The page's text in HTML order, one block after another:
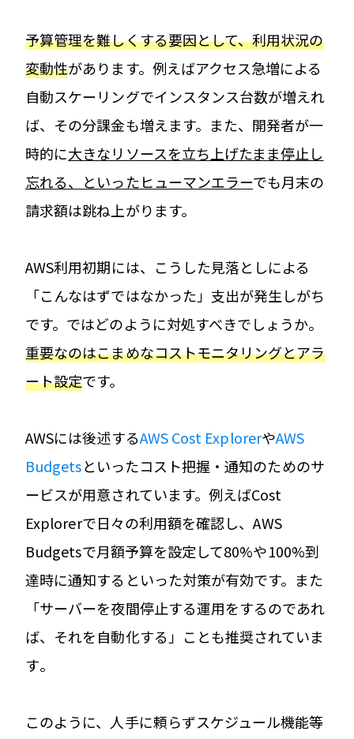
予算管理を難しくする要因として、利用状況の
変動性があります。例えばアクセス急増による
自動スケーリングでインスタンス台数が増えれ
ば、その分課金も増えます。また、開発者が一
時的に大きなリソースを立ち上げたまま停止し
忘れる、といったヒューマンエラーでも月末の
請求額は跳ね上がります。
AWS利用初期には、こうした見落としによる
「こんなはずではなかった」支出が発生しがち
です。ではどのように対処すべきでしょうか。
重要なのはこまめなコストモニタリングとアラ
ート設定です。
AWSには後述するAWS Cost ExplorerやAWS
Budgetsといったコスト把握・通知のためのサ
ービスが用意されています。例えばCost
Explorerで日々の利用額を確認し、AWS
Budgetsで月額予算を設定して80%や100%到
達時に通知するといった対策が有効です。また
「サーバーを夜間停止する運用をするのであれ
ば、それを自動化する」ことも推奨されていま
す​。
このように、人手に頼らずスケジュール機能等